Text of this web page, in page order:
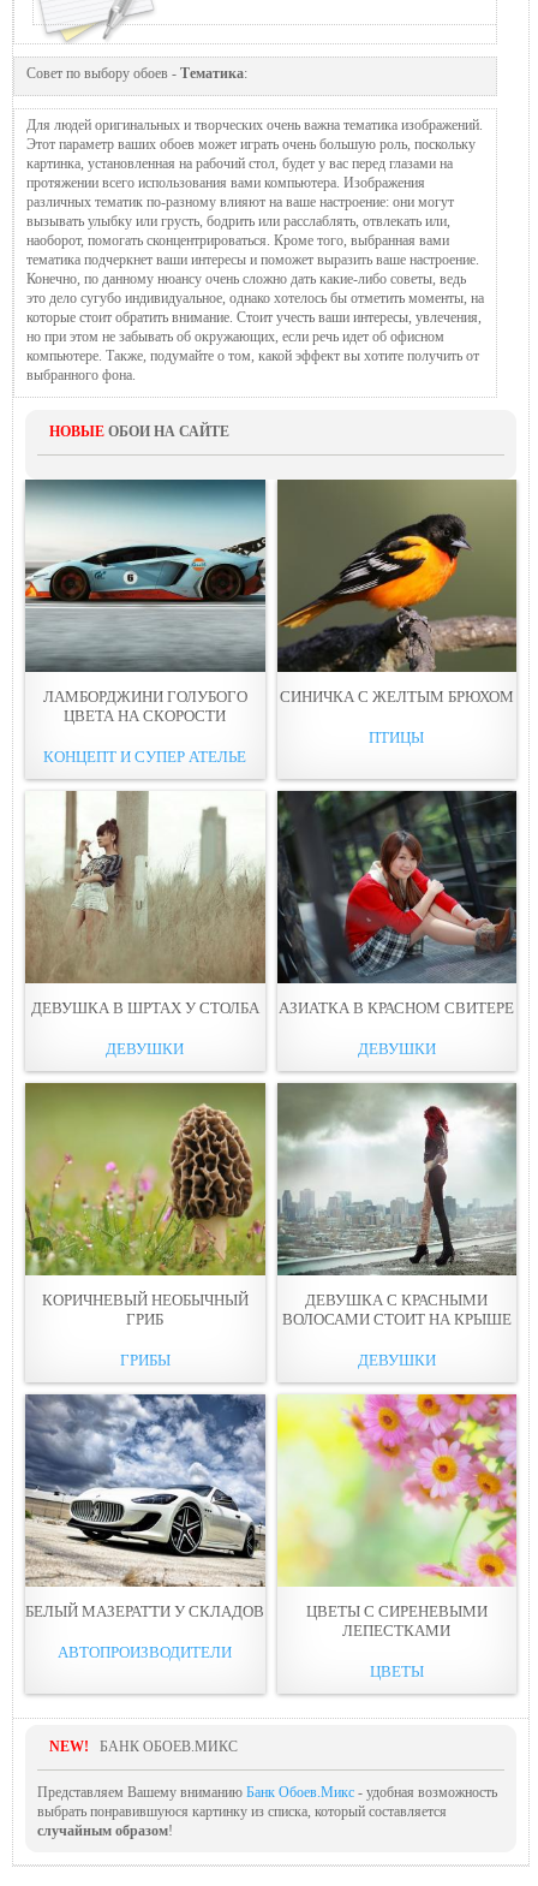
Совет по выбору обоев - Тематика:
Для людей оригинальных и творческих очень важна тематика изображений.
Этот параметр ваших обоев может играть очень большую роль, поскольку
картинка, установленная на рабочий стол, будет у вас перед глазами на
протяжении всего использования вами компьютера. Изображения
различных тематик по-разному влияют на ваше настроение: они могут
вызывать улыбку или грусть, бодрить или расслаблять, отвлекать или,
наоборот, помогать сконцентрироваться. Кроме того, выбранная вами
тематика подчеркнет ваши интересы и поможет выразить ваше настроение.
Конечно, по данному нюансу очень сложно дать какие-либо советы, ведь
это дело сугубо индивидуальное, однако хотелось бы отметить моменты, на
которые стоит обратить внимание. Стоит учесть ваши интересы, увлечения,
но при этом не забывать об окружающих, если речь идет об офисном
компьютере. Также, подумайте о том, какой эффект вы хотите получить от
выбранного фона.
НОВЫЕ ОБОИ НА САЙТЕ
ЛАМБОРДЖИНИ ГОЛУБОГО
ЦВЕТА НА СКОРОСТИ
КОНЦЕПТ И СУПЕР АТЕЛЬЕ
СИНИЧКА С ЖЕЛТЫМ БРЮХОМ
ПТИЦЫ
ДЕВУШКА В ШРТАХ У СТОЛБА
ДЕВУШКИ
АЗИАТКА В КРАСНОМ СВИТЕРЕ
ДЕВУШКИ
КОРИЧНЕВЫЙ НЕОБЫЧНЫЙ
ГРИБ
ГРИБЫ
ДЕВУШКА С КРАСНЫМИ
ВОЛОСАМИ СТОИТ НА КРЫШЕ
ДЕВУШКИ
БЕЛЫЙ МАЗЕРАТТИ У СКЛАДОВ
АВТОПРОИЗВОДИТЕЛИ
ЦВЕТЫ С СИРЕНЕВЫМИ
ЛЕПЕСТКАМИ
ЦВЕТЫ
NEW! БАНК ОБОЕВ.МИКС
Представляем Вашему вниманию Банк Обоев.Микс - удобная возможность
выбрать понравившуюся картинку из списка, который составляется
случайным образом!